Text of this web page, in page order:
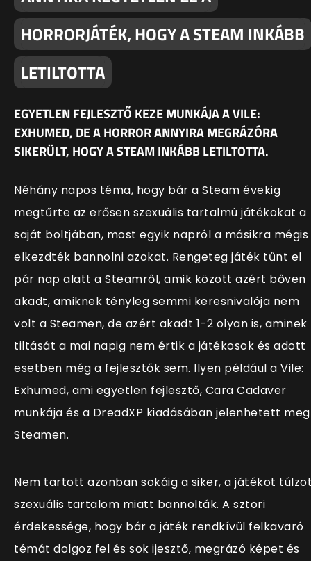
HORRORJÁTÉK, HOGY A STEAM INKÁBB
LETILTOTTA
EGYETLEN FEJLESZTŐ KEZE MUNKÁJA A VILE:
EXHUMED, DE A HORROR ANNYIRA MEGRÁZÓRA
SIKERÜLT, HOGY A STEAM INKÁBB LETILTOTTA.
Néhány napos téma, hogy bár a Steam évekig
megtűrte az erősen szexuális tartalmú játékokat a
saját boltjában, most egyik napról a másikra mégis
elkezdték bannolni azokat. Rengeteg játék tűnt el
pár nap alatt a Steamről, amik között azért bőven
akadt, amiknek tényleg semmi keresnivalója nem
volt a Steamen, de azért akadt 1-2 olyan is, aminek
tiltását a mai napig nem értik a játékosok és adott
esetben még a fejlesztők sem. Ilyen például a Vile:
Exhumed, ami egyetlen fejlesztő, Cara Cadaver
munkája és a DreadXP kiadásában jelenhetett meg
Steamen.
Nem tartott azonban sokáig a siker, a játékot
szexuális tartalom miatt bannolták. A sztori
érdekessége, hogy bár a játék rendkívül felkavaró
témát dolgoz fel és sok ijesztő, megrázó képet és